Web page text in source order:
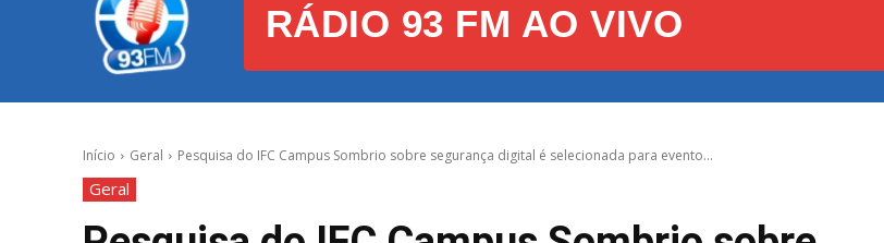
RÁDIO 93 FM AO VIVO
Início Geral Pesquisa do IFC Campus Sombrio sobre segurança digital é selecionada para evento...
Geral